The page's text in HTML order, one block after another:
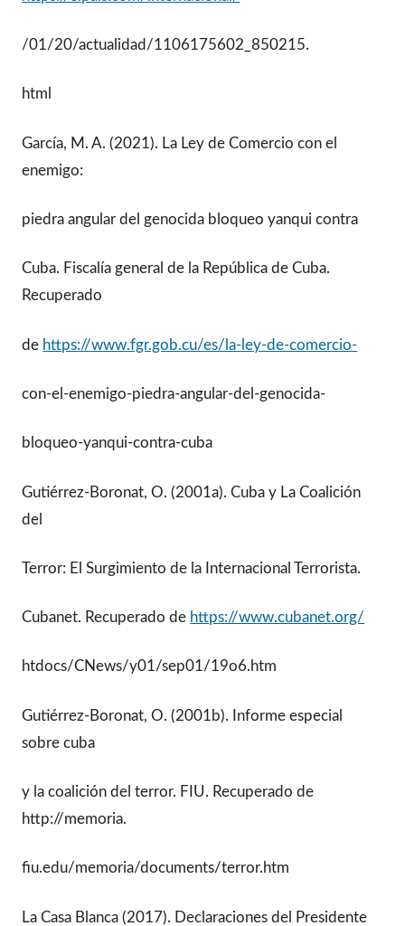
/01/20/actualidad/1106175602_850215.
html
García, M. A. (2021). La Ley de Comercio con el
enemigo:
piedra angular del genocida bloqueo yanqui contra
Cuba. Fiscalía general de la República de Cuba.
Recuperado
de https://www.fgr.gob.cu/es/la-ley-de-comercio-
con-el-enemigo-piedra-angular-del-genocida-
bloqueo-yanqui-contra-cuba
Gutiérrez-Boronat, O. (2001a). Cuba y La Coalición
del
Terror: El Surgimiento de la Internacional Terrorista.
Cubanet. Recuperado de https://www.cubanet.org/
htdocs/CNews/y01/sep01/19o6.htm
Gutiérrez-Boronat, O. (2001b). Informe especial
sobre cuba
y la coalición del terror. FIU. Recuperado de
http://memoria.
fiu.edu/memoria/documents/terror.htm
La Casa Blanca (2017). Declaraciones del Presidente